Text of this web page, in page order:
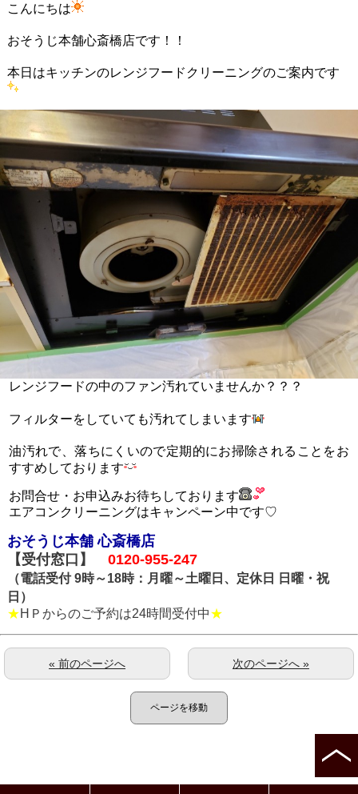
こんにちは
おそうじ本舗心斎橋店です！！
本日はキッチンのレンジフードクリーニングのご案内です
レンジフードの中のファン汚れていませんか？？？
フィルターをしていても汚れてしまいます
油汚れで、落ちにくいので定期的にお掃除されることをお
すすめしております
お問合せ・お申込みお待ちしております
エアコンクリーニングはキャンペーン中です♡
おそうじ本舗 心斎橋店
【受付窓口】 0120-955-247
（電話受付 9時～18時：月曜～土曜日、定休日 日曜・祝
日）
★HＰからのご予約は24時間受付中★
次のページへ »
« 前のページへ